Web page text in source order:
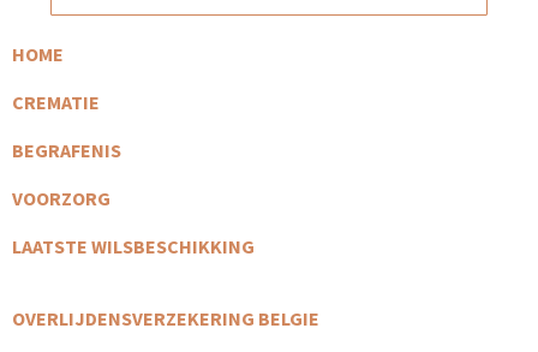
HOME
CREMATIE
BEGRAFENIS
VOORZORG
LAATSTE WILSBESCHIKKING
OVERLIJDENSVERZEKERING BELGIE